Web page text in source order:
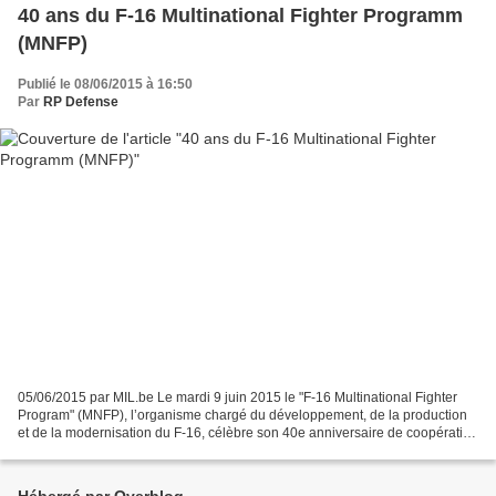
40 ans du F-16 Multinational Fighter Programm
(MNFP)
Publié le 08/06/2015 à 16:50
Par RP Defense
05/06/2015 par MIL.be Le mardi 9 juin 2015 le "F-16 Multinational Fighter
Program" (MNFP), l’organisme chargé du développement, de la production
et de la modernisation du F-16, célèbre son 40e anniversaire de coopération